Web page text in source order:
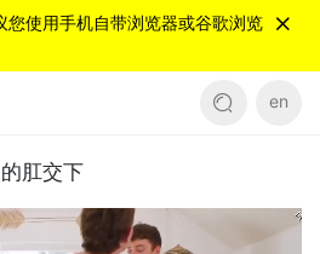
您使用手机自带浏览器或谷歌浏览
en
肛交下